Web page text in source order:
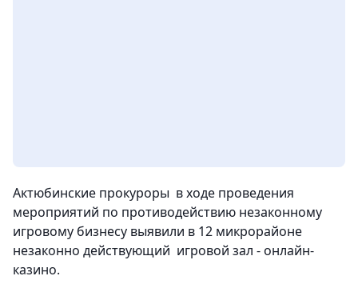
Актюбинские прокуроры в ходе проведения
мероприятий по противодействию незаконному
игровому бизнесу выявили в 12 микрорайоне
незаконно действующий игровой зал - онлайн-
казино.